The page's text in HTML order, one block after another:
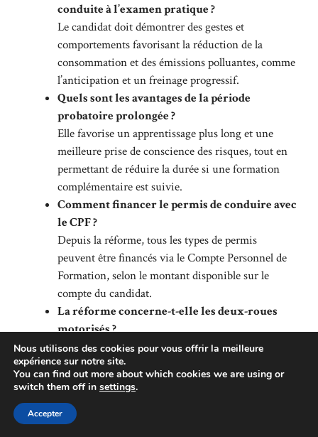
conduite à l’examen pratique ?
Le candidat doit démontrer des gestes et
comportements favorisant la réduction de la
consommation et des émissions polluantes, comme
l’anticipation et un freinage progressif.
Quels sont les avantages de la période
probatoire prolongée ?
Elle favorise un apprentissage plus long et une
meilleure prise de conscience des risques, tout en
permettant de réduire la durée si une formation
complémentaire est suivie.
Comment financer le permis de conduire avec
le CPF ?
Depuis la réforme, tous les types de permis
peuvent être financés via le Compte Personnel de
Formation, selon le montant disponible sur le
compte du candidat.
La réforme concerne-t-elle les deux-roues
motorisés ?
Oui, les démarches pour l’obtention des permis A1
et A2 sont désormais simplifiées afin de mieux
répondre aux besoins des motards urbains.
Nous utilisons des cookies pour vous offrir la meilleure
expérience sur notre site.
You can find out more about which cookies we are using or
switch them off in settings.
Accepter